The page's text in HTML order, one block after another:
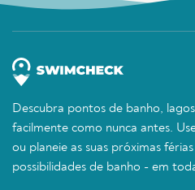
Descubra pontos de banho,
facilmente como nunca antes.
ou planeie as suas próximas
possibilidades de banho - em